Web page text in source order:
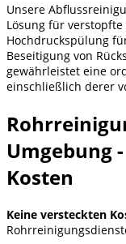
Unsere
Lösung für
Hochdruckspülung
Beseitigung von
gewährleistet eine
einschließlich derer
Umgebung
Kosten
Keine versteckten